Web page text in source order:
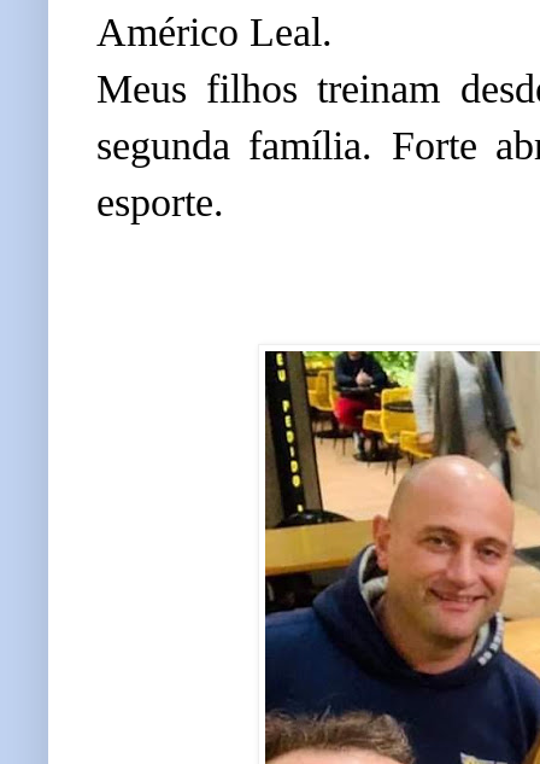
Américo Leal.
Meus filhos treinam
segunda família. Forte
esporte.